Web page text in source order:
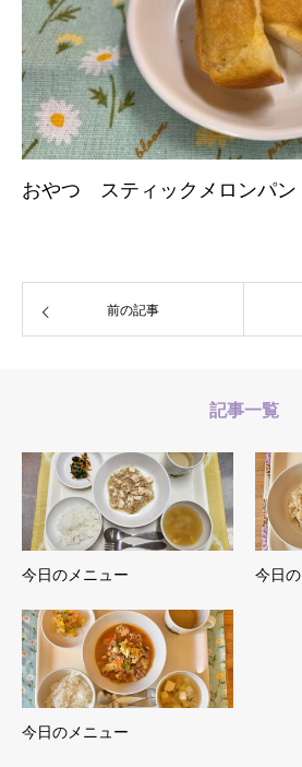
おやつ スティックメロンパン
前の記事
記事一覧
今日のメニュー 今日
今日のメニュー